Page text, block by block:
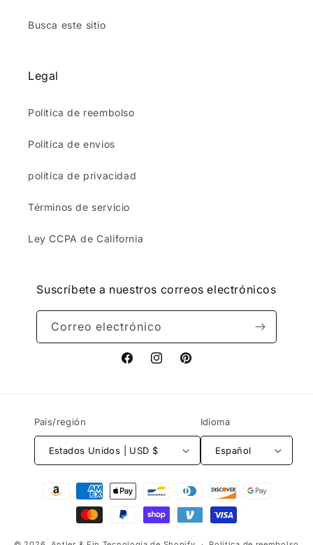
Busca este sitio
Legal
Politica de reembolso
Politica de envios
política de privacidad
Términos de servicio
Ley CCPA de California
Suscríbete a nuestros correos electrónicos
Correo electrónico
FacebookInstagramPinterest
País/región
Estados Unidos | USD $
Idioma
Español
Formas